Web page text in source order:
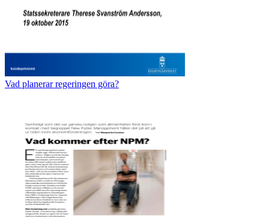
Vad planerar regeringen göra?